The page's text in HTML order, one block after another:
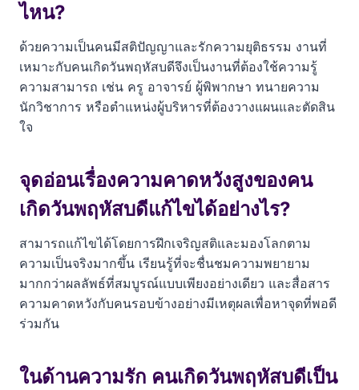
ไหน?
ด้วยความเป็นคนมีสติปัญญาและรักความยุติธรรม งานที่
เหมาะกับคนเกิดวันพฤหัสบดีจึงเป็นงานที่ต้องใช้ความรู้
ความสามารถ เช่น ครู อาจารย์ ผู้พิพากษา ทนายความ
นักวิชาการ หรือตำแหน่งผู้บริหารที่ต้องวางแผนและตัดสิน
ใจ
จุดอ่อนเรื่องความคาดหวังสูงของคน
เกิดวันพฤหัสบดีแก้ไขได้อย่างไร?
สามารถแก้ไขได้โดยการฝึกเจริญสติและมองโลกตาม
ความเป็นจริงมากขึ้น เรียนรู้ที่จะชื่นชมความพยายาม
มากกว่าผลลัพธ์ที่สมบูรณ์แบบเพียงอย่างเดียว และสื่อสาร
ความคาดหวังกับคนรอบข้างอย่างมีเหตุผลเพื่อหาจุดที่พอดี
ร่วมกัน
ในด้านความรัก คนเกิดวันพฤหัสบดีเป็น